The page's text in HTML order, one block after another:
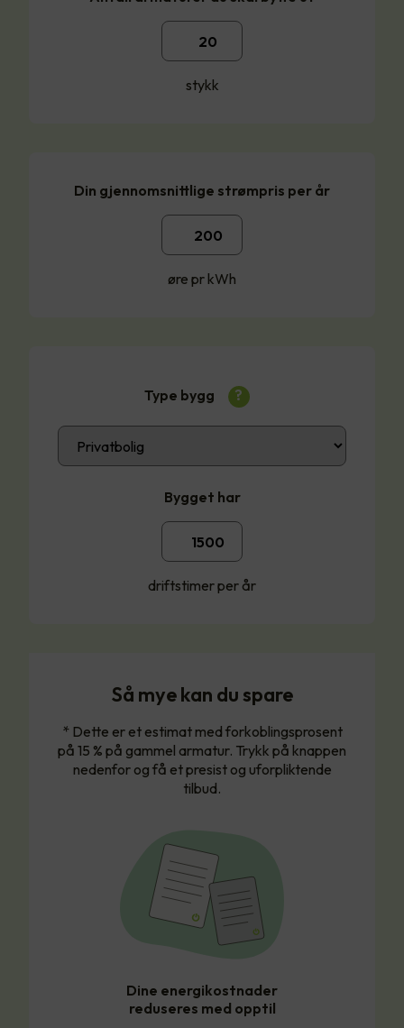
stykk
Din gjennomsnittlige strømpris per år
øre pr kWh
Type bygg ?
Bygget har
driftstimer per år
Så mye kan du spare
* Dette er et estimat med forkoblingsprosent
på 15 % på gammel armatur. Trykk på knappen
nedenfor og få et presist og uforpliktende
tilbud.
Dine energikostnader
reduseres med opptil